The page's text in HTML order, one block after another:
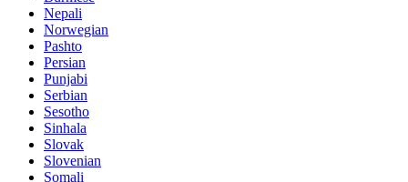
Nepali
Norwegian
Pashto
Persian
Punjabi
Serbian
Sesotho
Sinhala
Slovak
Slovenian
Somali